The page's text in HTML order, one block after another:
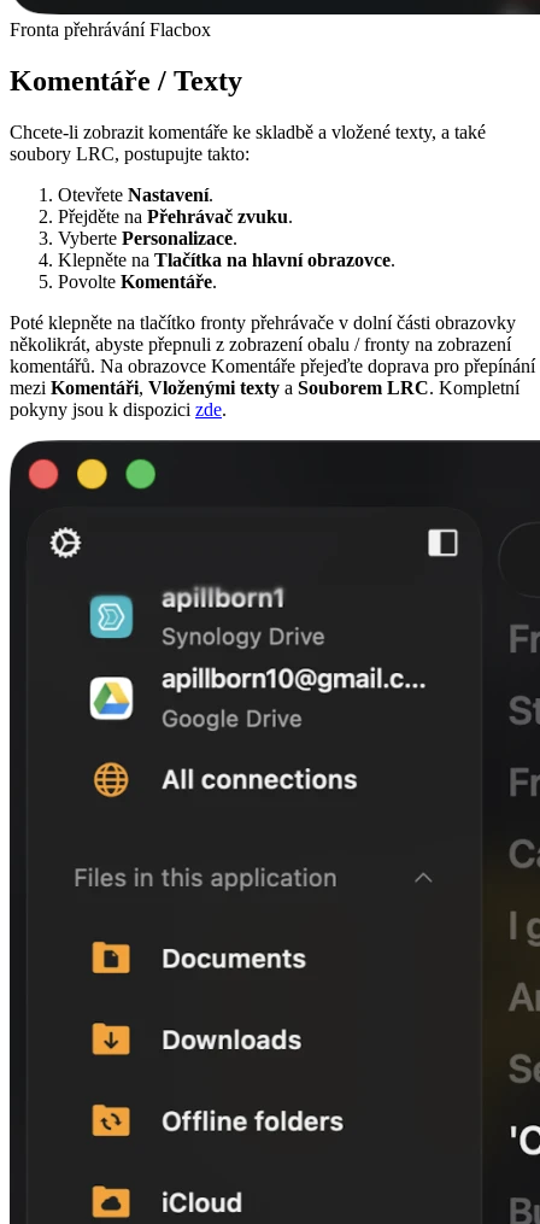
Fronta přehrávání Flacbox
Komentáře / Texty
Chcete-li zobrazit komentáře ke skladbě a vložené texty, a také
soubory LRC, postupujte takto:
Otevřete Nastavení.
Přejděte na Přehrávač zvuku.
Vyberte Personalizace.
Klepněte na Tlačítka na hlavní obrazovce.
Povolte Komentáře.
Poté klepněte na tlačítko fronty přehrávače v dolní části obrazovky
několikrát, abyste přepnuli z zobrazení obalu / fronty na zobrazení
komentářů. Na obrazovce Komentáře přejeďte doprava pro přepínání
mezi Komentáři, Vloženými texty a Souborem LRC. Kompletní
pokyny jsou k dispozici zde.